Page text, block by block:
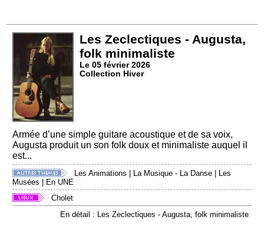
Les Zeclectiques - Augusta,
folk minimaliste
Le 05 février 2026
Collection Hiver
Armée d’une simple guitare acoustique et de sa voix,
Augusta produit un son folk doux et minimaliste auquel il
est...
Les Animations La Musique - La Danse
Les
Musées
En UNE
Cholet
En détail : Les Zeclectiques - Augusta, folk minimaliste